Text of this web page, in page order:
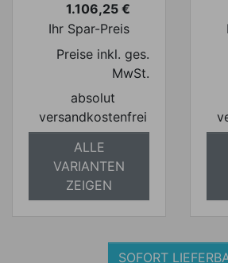
Preis
1.106,25 €
Ihr Spar-Preis
Preise inkl. ges.
MwSt.
absolut
versandkostenfrei
ALLE
VARIANTEN
ZEIGEN
SOFORT